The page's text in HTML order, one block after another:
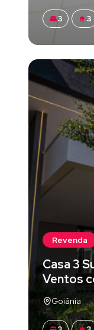
3 3
Revenda
Casa 3
Ventos
Goiânia